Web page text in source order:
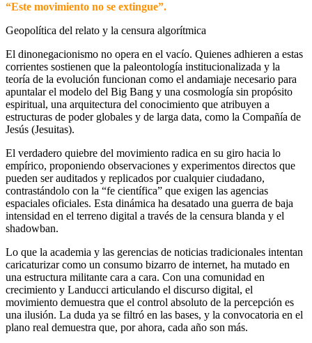
“Este movimiento no se extingue”.
Geopolítica del relato y la censura algorítmica
El dinonegacionismo no opera en el vacío. Quienes adhieren a estas
corrientes sostienen que la paleontología institucionalizada y la
teoría de la evolución funcionan como el andamiaje necesario para
apuntalar el modelo del Big Bang y una cosmología sin propósito
espiritual, una arquitectura del conocimiento que atribuyen a
estructuras de poder globales y de larga data, como la Compañía de
Jesús (Jesuitas).
El verdadero quiebre del movimiento radica en su giro hacia lo
empírico, proponiendo observaciones y experimentos directos que
pueden ser auditados y replicados por cualquier ciudadano,
contrastándolo con la “fe científica” que exigen las agencias
espaciales oficiales. Esta dinámica ha desatado una guerra de baja
intensidad en el terreno digital a través de la censura blanda y el
shadowban.
Lo que la academia y las gerencias de noticias tradicionales intentan
caricaturizar como un consumo bizarro de internet, ha mutado en
una estructura militante cara a cara. Con una comunidad en
crecimiento y Landucci articulando el discurso digital, el
movimiento demuestra que el control absoluto de la percepción es
una ilusión. La duda ya se filtró en las bases, y la convocatoria en el
plano real demuestra que, por ahora, cada año son más.